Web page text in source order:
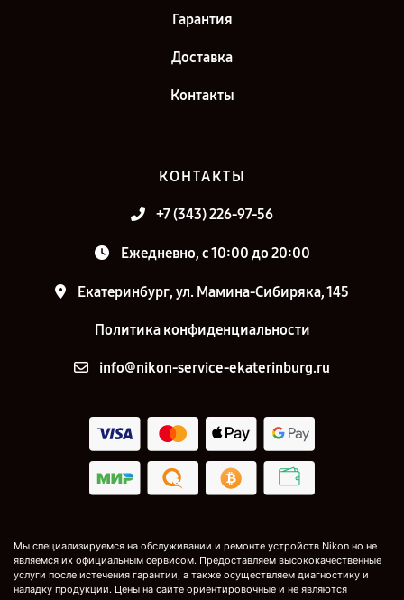
Гарантия
Доставка
Контакты
КОНТАКТЫ
+7 (343) 226-97-56
Ежедневно, с 10:00 до 20:00
Екатеринбург, ул. Мамина-Сибиряка, 145
Политика конфиденциальности
info@nikon-service-ekaterinburg.ru
Мы специализируемся на обслуживании и ремонте устройств Nikon но не
являемся их официальным сервисом. Предоставляем высококачественные
услуги после истечения гарантии, а также осуществляем диагностику и
наладку продукции. Цены на сайте ориентировочные и не являются